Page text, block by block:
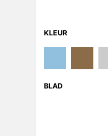
KLEUR
BLAD